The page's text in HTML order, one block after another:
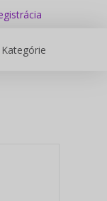
Kategórie